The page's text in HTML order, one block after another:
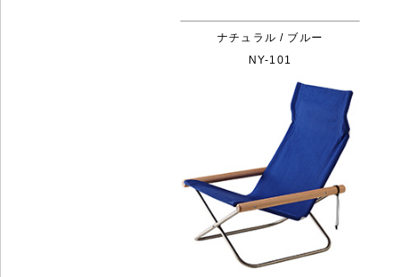
ナチュラル / ブルー
NY-101